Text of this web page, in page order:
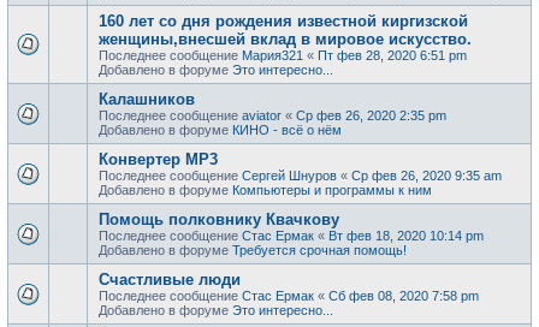
160 лет со дня рождения известной киргизской
женщины,внесшей вклад в мировое искусство.
Последнее сообщение Мария321 « Пт фев 28, 2020 6:51 pm
Добавлено в форуме Это интересно...
Калашников
Последнее сообщение aviator « Ср фев 26, 2020 2:35 pm
Добавлено в форуме КИНО - всё о нём
Конвертер MP3
Последнее сообщение Сергей Шнуров « Ср фев 26, 2020 9:35 am
Добавлено в форуме Компьютеры и программы к ним
Помощь полковнику Квачкову
Последнее сообщение Стас Ермак « Вт фев 18, 2020 10:14 pm
Добавлено в форуме Требуется срочная помощь!
Счастливые люди
Последнее сообщение Стас Ермак « Сб фев 08, 2020 7:58 pm
Добавлено в форуме Это интересно...